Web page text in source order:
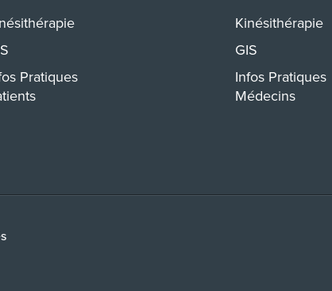
Pratiques
Kinésithérapie
GIS
Infos Pratiques
Médecins